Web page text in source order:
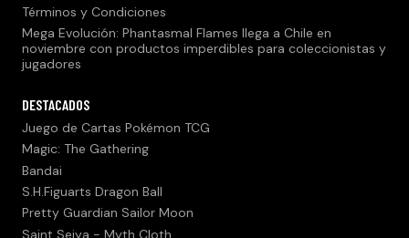
Términos y Condiciones
Mega Evolución: Phantasmal Flames llega a Chile en
noviembre con productos imperdibles para coleccionistas y
jugadores
DESTACADOS
Juego de Cartas Pokémon TCG
Magic: The Gathering
Bandai
S.H.Figuarts Dragon Ball
Pretty Guardian Sailor Moon
Saint Seiya - Myth Cloth